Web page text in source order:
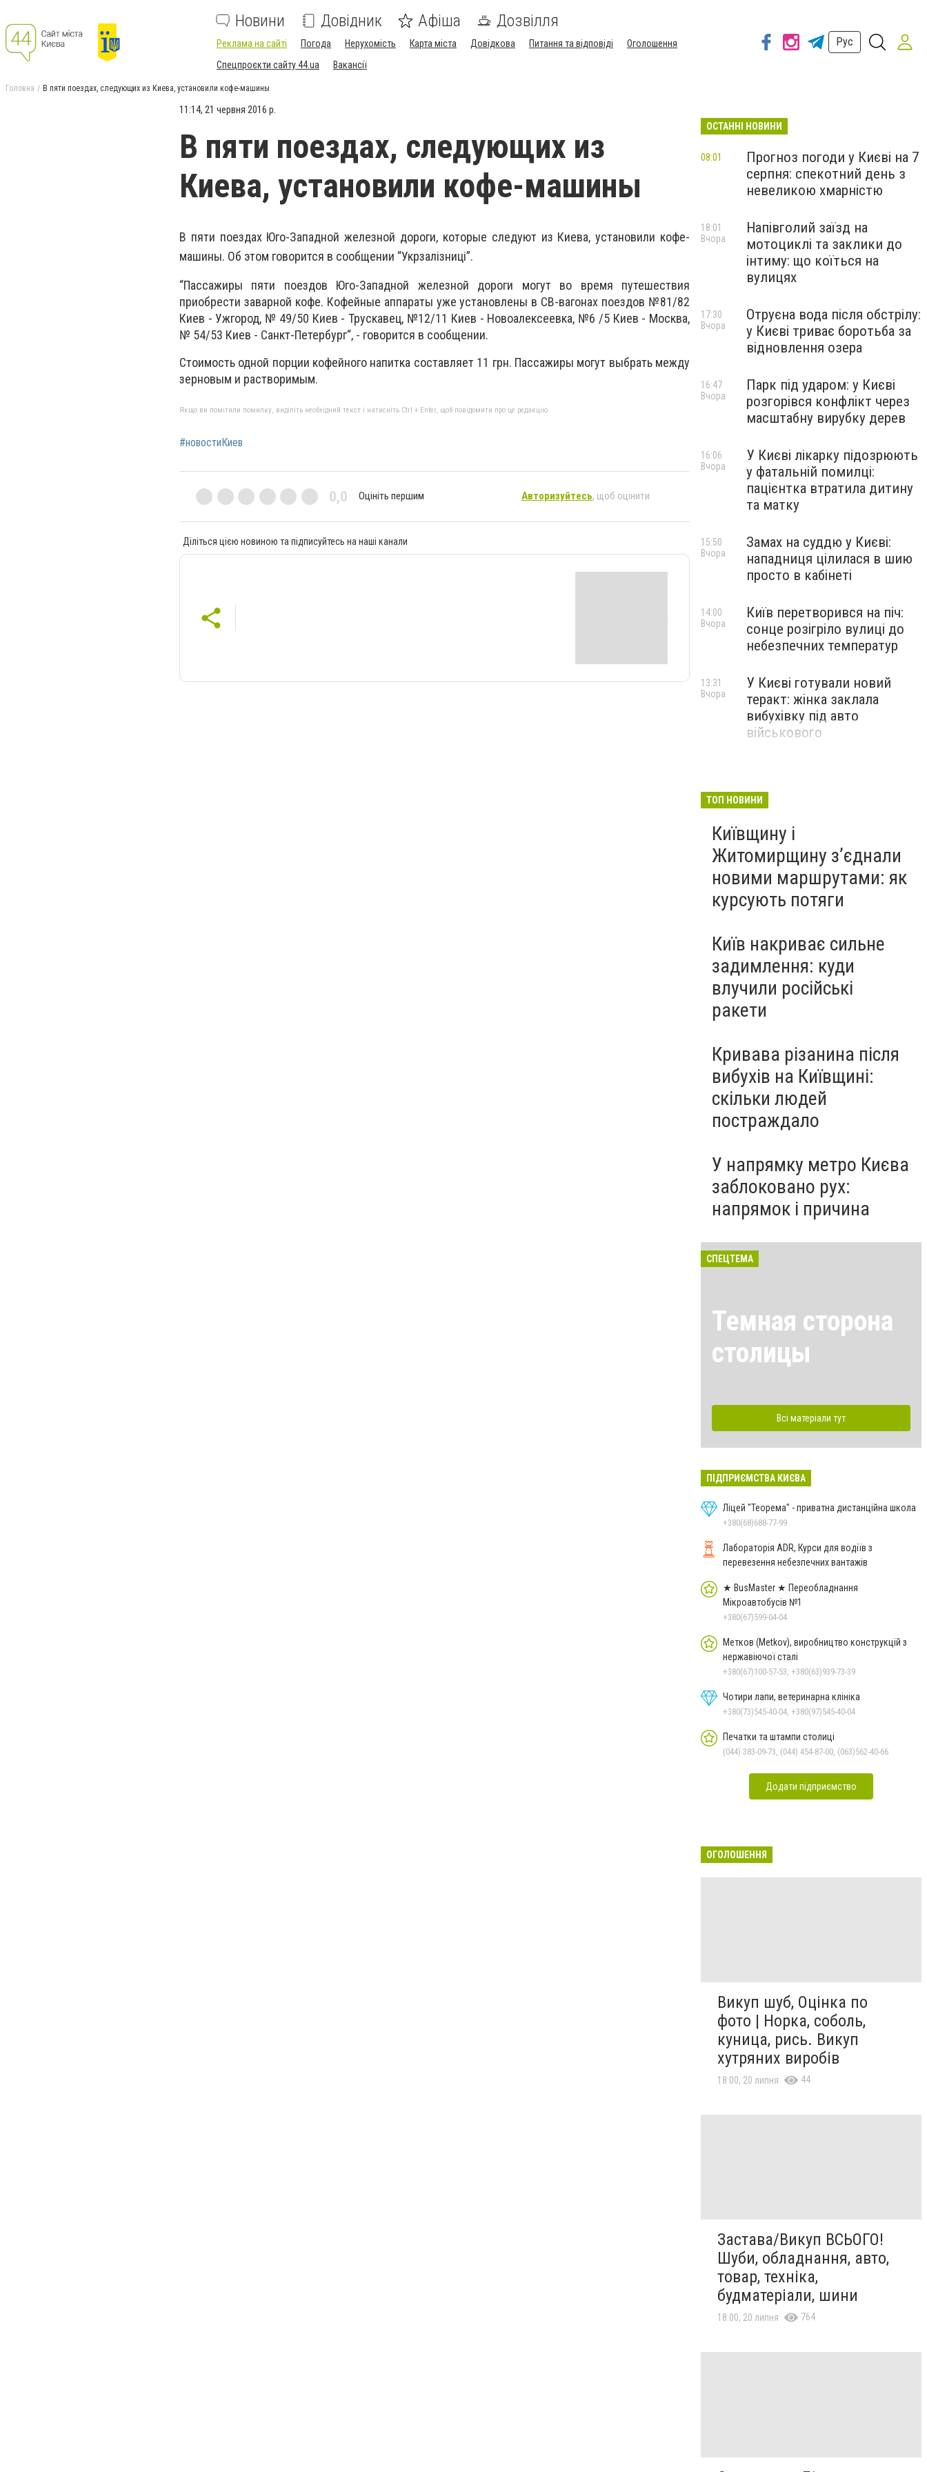
Новини Довідник Афіша Дозвілля
Реклама на сайті Погода Нерухомість Карта міста Довідкова Питання та відповіді
Оголошення
Спецпроєкти сайту 44.ua
Вакансії
Рус
Головна В пяти поездах, следующих из Киева, установили кофе-машины
11:14, 21 червня 2016 р.
В пяти поездах, следующих из
Киева, установили кофе-машины
В пяти поездах Юго-Западной железной дороги, которые следуют из Киева, установили кофе-
машины. Об этом говорится в сообщении “Укрзалізниці”.
“Пассажиры пяти поездов Юго-Западной железной дороги могут во время путешествия
приобрести заварной кофе. Кофейные аппараты уже установлены в СВ-вагонах поездов №81/82
Киев - Ужгород, № 49/50 Киев - Трускавец, №12/11 Киев - Новоалексеевка, №6 /5 Киев - Москва,
№ 54/53 Киев - Санкт-Петербург“, - говорится в сообщении.
Стоимость одной порции кофейного напитка составляет 11 грн. Пассажиры могут выбрать между
зерновым и растворимым.
Якщо ви помітили помилку, виділіть необхідний текст і натисніть Ctrl + Enter, щоб повідомити про це редакцію
#новостиКиев
0,0 Оцініть першим Авторизуйтесь, щоб оцінити
Діліться цією новиною та підписуйтесь на наші канали
ОСТАННІ НОВИНИ
Прогноз погоди у Києві на 7
серпня: спекотний день з
невеликою хмарністю
08:01
Напівголий заїзд на
мотоциклі та заклики до
інтиму: що коїться на
вулицях
18:01
Вчора
Отруєна вода після обстрілу:
у Києві триває боротьба за
відновлення озера
17:30
Вчора
Парк під ударом: у Києві
розгорівся конфлікт через
масштабну вирубку дерев
16:47
Вчора
У Києві лікарку підозрюють
у фатальній помилці:
пацієнтка втратила дитину
та матку
16:06
Вчора
Замах на суддю у Києві:
нападниця цілилася в шию
просто в кабінеті
15:50
Вчора
Київ перетворився на піч:
сонце розігріло вулиці до
небезпечних температур
14:00
Вчора
У Києві готували новий
теракт: жінка заклала
вибухівку під авто
військового
13:31
Вчора
ТОП НОВИНИ
Київщину і
Житомирщину з’єднали
новими маршрутами: як
курсують потяги
Київ накриває сильне
задимлення: куди
влучили російські
ракети
Кривава різанина після
вибухів на Київщині:
скільки людей
постраждало
У напрямку метро Києва
заблоковано рух:
напрямок і причина
СПЕЦТЕМА
Темная сторона
столицы
Всі матеріали тут
ПІДПРИЄМСТВА КИЄВА
Ліцей "Теорема" - приватна дистанційна школа
+380(68)688-77-99
Лабораторія ADR, Курси для водіїв з
перевезення небезпечних вантажів
★ BusMaster ★ Переобладнання
Мікроавтобусів №1
+380(67)599-04-04
Метков (Metkov), виробництво конструкцій з
нержавіючої сталі
+380(67)100-57-53, +380(63)939-73-39
Чотири лапи, ветеринарна клініка
+380(73)545-40-04, +380(97)545-40-04
Печатки та штампи столиці
(044) 383-09-73, (044) 454-87-00, (063)562-40-66
Додати підприємство
ОГОЛОШЕННЯ
Викуп шуб, Оцінка по
фото | Норка, соболь,
куница, рись. Викуп
хутряних виробів
18:00, 20 липня 44
Застава/Викуп ВСЬОГО!
Шуби, обладнання, авто,
товар, техніка,
будматеріали, шини
18:00, 20 липня 764